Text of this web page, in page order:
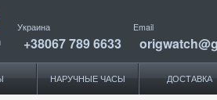
Украина
+38067 789 6633
Email
НАРУЧНЫЕ ЧАСЫ ДОСТАВКА